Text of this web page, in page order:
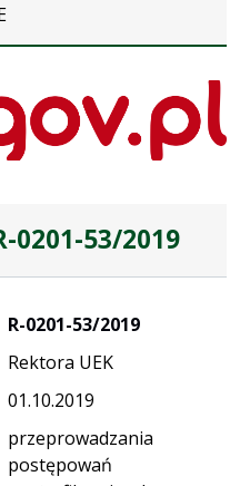
0201-53/2019
R-0201-53/2019
Rektora UEK
01.10.2019
przeprowadzania
postępowań